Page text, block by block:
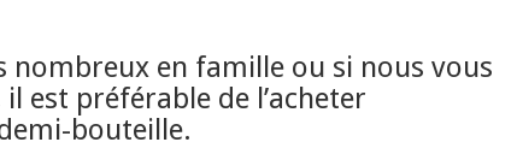
nombreux en famille ou si nous vous
est préférable de l’acheter
bouteille.